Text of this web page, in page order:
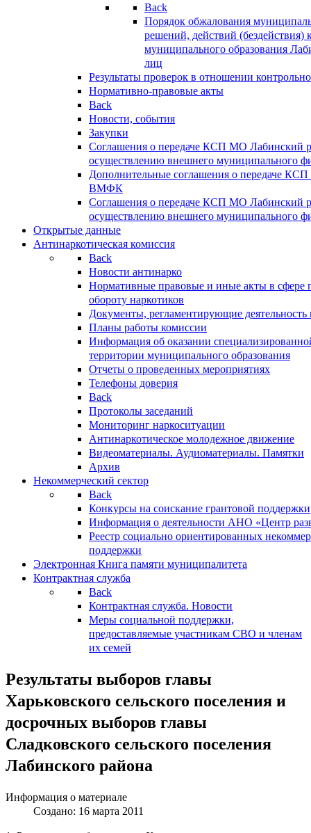
Back
Порядок обжалования
решений, действий (бездействия)
муниципального образования
лиц
Результаты проверок в отношении
Нормативно-правовые акты
Back
Новости, события
Закупки
Соглашения о передаче КСП МО Лабинский
осуществлению внешнего муниципального
Дополнительные соглашения о передаче
ВМФК
Соглашения о передаче КСП МО Лабинский
осуществлению внешнего муниципального
Открытые данные
Антинаркотическая комиссия
Back
Новости антинарко
Нормативные правовые и иные акты в сфере
обороту наркотиков
Документы, регламентирующие деятельность
Планы работы комиссии
Информация об оказании
территории муниципального образования
Отчеты о проведенных мероприятиях
Телефоны доверия
Back
Протоколы заседаний
Мониторинг наркоситуации
Антинаркотическое молодежное движение
Видеоматериалы. Аудиоматериалы. Памятки
Архив
Некоммерческий сектор
Back
Конкурсы на соискание грантовой поддержки
Информация о деятельности АНО «Центр
Реестр социально ориентированных
поддержки
Электронная Книга памяти муниципалитета
Контрактная служба
Back
Контрактная служба. Новости
Меры социальной поддержки,
предоставляемые участникам СВО и членам
их семей
Результаты выборов главы
Харьковского сельского поселения и
досрочных выборов главы
Сладковского сельского поселения
Лабинского района
Информация о материале
Создано: 16 марта 2011